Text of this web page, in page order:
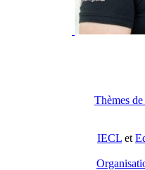
...) Thèmes
IECL et